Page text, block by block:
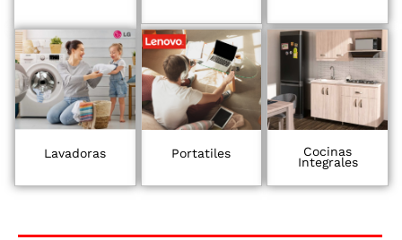
Lavadoras Portatiles Cocinas
Integrales